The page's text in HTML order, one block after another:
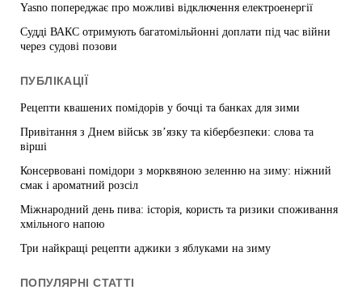
Yasno попереджає про можливі відключення електроенергії
Судді ВАКС отримують багатомільйонні доплати під час війни
через судові позови
ПУБЛІКАЦІЇ
Рецепти квашених помідорів у бочці та банках для зими
Привітання з Днем військ зв’язку та кібербезпеки: слова та
вірші
Консервовані помідори з морквяною зеленню на зиму: ніжний
смак і ароматний розсіл
Міжнародний день пива: історія, користь та ризики споживання
хмільного напою
Три найкращі рецепти аджики з яблуками на зиму
ПОПУЛЯРНІ СТАТТІ